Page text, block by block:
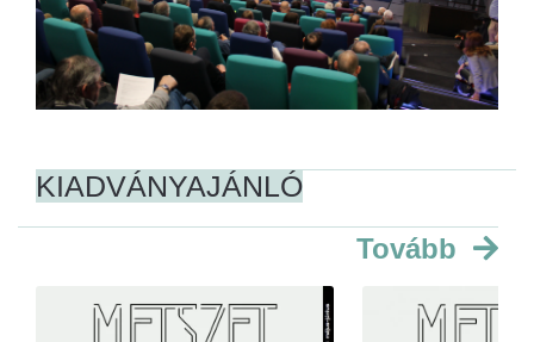
KIADVÁNYAJÁNLÓ
Tovább